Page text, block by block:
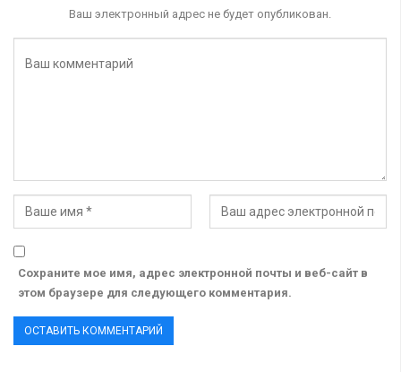
Ваш электронный адрес не будет опубликован.
Сохраните мое имя, адрес электронной почты и веб-сайт в
этом браузере для следующего комментария.